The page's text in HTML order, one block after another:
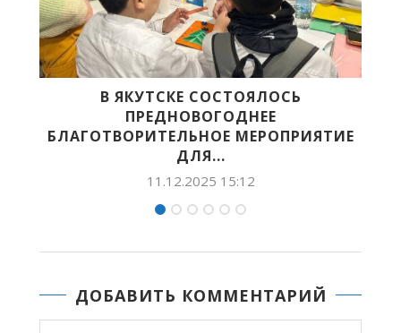
#ПРОПРОФЕССИЮ. АБИЛИМПИКС:
МЕХАНИЗМ ПРОФЕССИОНАЛЬНОЙ
НАВИГАЦИИ ДЛЯ ДЕТЕЙ...
25.08.2023 15:52
ДОБАВИТЬ КОММЕНТАРИЙ